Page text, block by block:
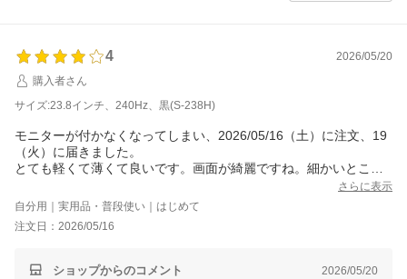
4
2026/05/20
購入者さん
サイズ:23.8インチ、240Hz、黒(S-238H)
モニターが付かなくなってしまい、2026/05/16（土）に注文、19
（火）に届きました。
とても軽くて薄くて良いです。画面が綺麗ですね。細かいとこ全
あとは長持ちしてくれるといいなあ。
さらに表示
自分用｜実用品・普段使い｜はじめて
注文日：2026/05/16
ショップからのコメント 2026/05/20